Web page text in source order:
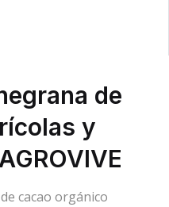
de
y
cacao orgánico